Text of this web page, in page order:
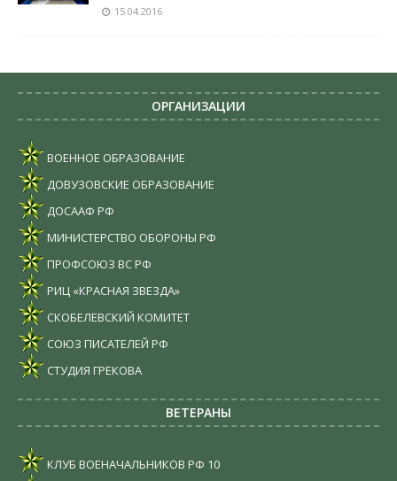
15.04.2016
ОРГАНИЗАЦИИ
ВОЕННОЕ ОБРАЗОВАНИЕ
ДОВУЗОВСКИЕ ОБРАЗОВАНИЕ
ДОСААФ РФ
МИНИСТЕРСТВО ОБОРОНЫ РФ
ПРОФСОЮЗ ВС РФ
РИЦ «КРАСНАЯ ЗВЕЗДА»
СКОБЕЛЕВСКИЙ КОМИТЕТ
СОЮЗ ПИСАТЕЛЕЙ РФ
СТУДИЯ ГРЕКОВА
ВЕТЕРАНЫ
КЛУБ ВОЕНАЧАЛЬНИКОВ РФ 10